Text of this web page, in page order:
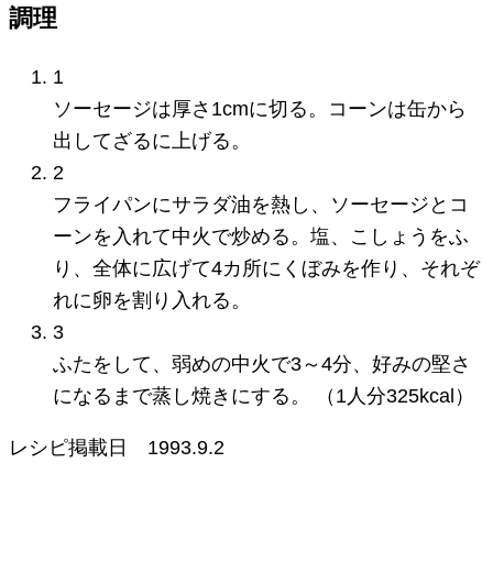
調理
1
ソーセージは厚さ1cmに切る。コーンは缶から
出してざるに上げる。
2
フライパンにサラダ油を熱し、ソーセージとコ
ーンを入れて中火で炒める。塩、こしょうをふ
り、全体に広げて4カ所にくぼみを作り、それぞ
れに卵を割り入れる。
3
ふたをして、弱めの中火で3～4分、好みの堅さ
になるまで蒸し焼きにする。 （1人分325kcal）
レシピ掲載日 1993.9.2